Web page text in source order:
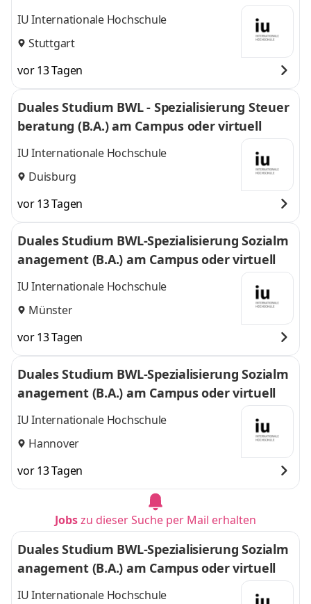
l
IU Internationale Hochschule
Stuttgart
vor 13 Tagen
Duales Studium BWL - Spezialisierung Steuer
beratung (B.A.) am Campus oder virtuell
IU Internationale Hochschule
Duisburg
vor 13 Tagen
Duales Studium BWL-Spezialisierung Sozialm
anagement (B.A.) am Campus oder virtuell
IU Internationale Hochschule
Münster
vor 13 Tagen
Duales Studium BWL-Spezialisierung Sozialm
anagement (B.A.) am Campus oder virtuell
IU Internationale Hochschule
Hannover
vor 13 Tagen
Jobszu dieser Suche per Mail erhalten
Duales Studium BWL-Spezialisierung Sozialm
anagement (B.A.) am Campus oder virtuell
IU Internationale Hochschule